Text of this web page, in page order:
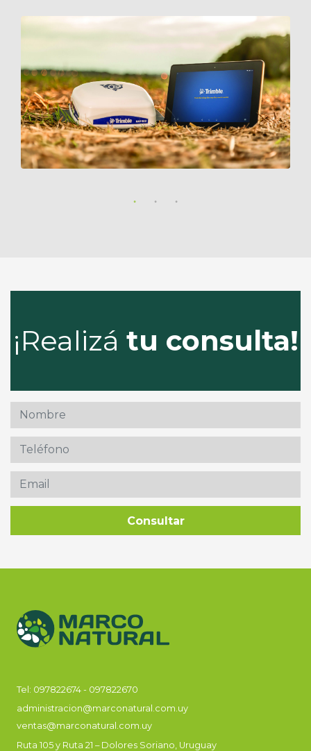
¡Realizá tu consulta!
Tel: 097822674 - 097822670
administracion@marconatural.com.uy
ventas@marconatural.com.uy
Ruta 105 y Ruta 21 – Dolores Soriano, Uruguay